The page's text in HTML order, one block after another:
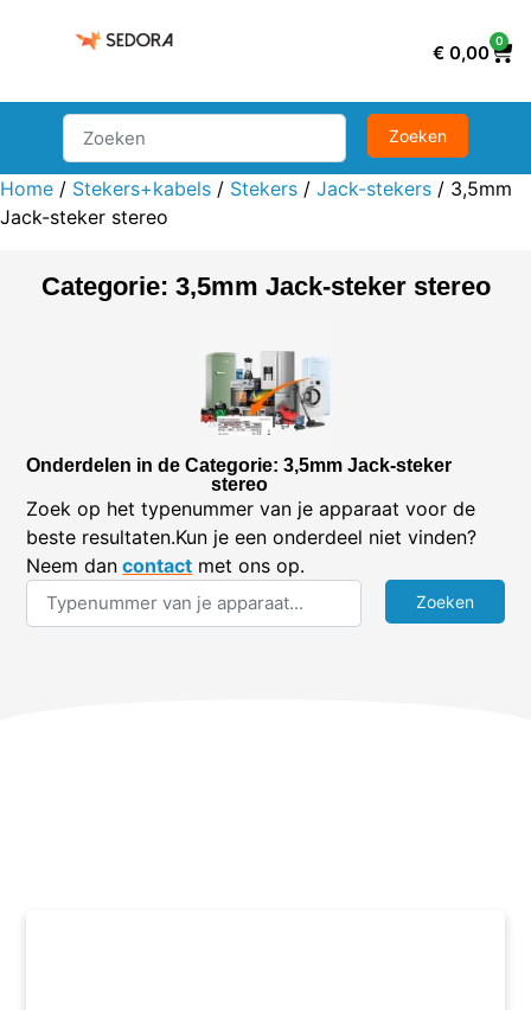
€ 0,00
0
Home / Stekers+kabels / Stekers / Jack-stekers / 3,5mm
Jack-steker stereo
Categorie: 3,5mm Jack-steker stereo
Onderdelen in de Categorie: 3,5mm Jack-steker
stereo
Zoek op het typenummer van je apparaat voor de
beste resultaten.Kun je een onderdeel niet vinden?
Neem dan contact met ons op.